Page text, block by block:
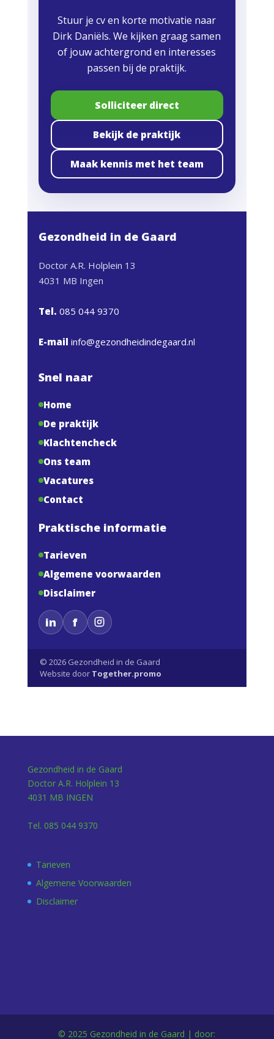
Stuur je cv en korte motivatie naar
Dirk Daniëls. We kijken graag samen
of jouw achtergrond en interesses
passen bij de praktijk.
Solliciteer direct
Bekijk de praktijk
Maak kennis met het team
Gezondheid in de Gaard
Doctor A.R. Holplein 13
4031 MB Ingen
Tel. 085 044 9370
E-mail info@gezondheidindegaard.nl
Snel naar
Home
De praktijk
Klachtencheck
Ons team
Vacatures
Contact
Praktische informatie
Tarieven
Algemene voorwaarden
Disclaimer
in f
© 2026 Gezondheid in de Gaard
Website door Together.promo
Gezondheid in de Gaard
Doctor A.R. Holplein 13
4031 MB INGEN
Tel. 085 044 9370
Tarieven
Algemene Voorwaarden
Disclaimer
© 2025 Gezondheid in de Gaard | door: